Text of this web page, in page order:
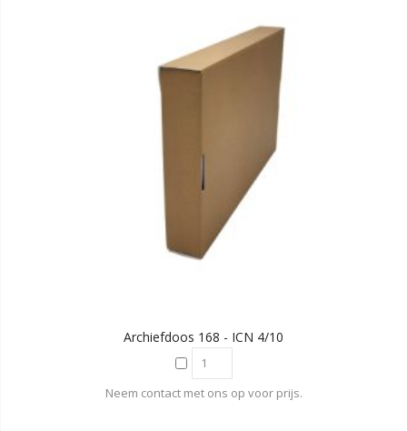
Archiefdoos 168 - ICN 4/10
Neem contact met ons op voor prijs.